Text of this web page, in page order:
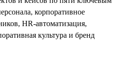
корпоративное
HR-автоматизация,
культура и бренд